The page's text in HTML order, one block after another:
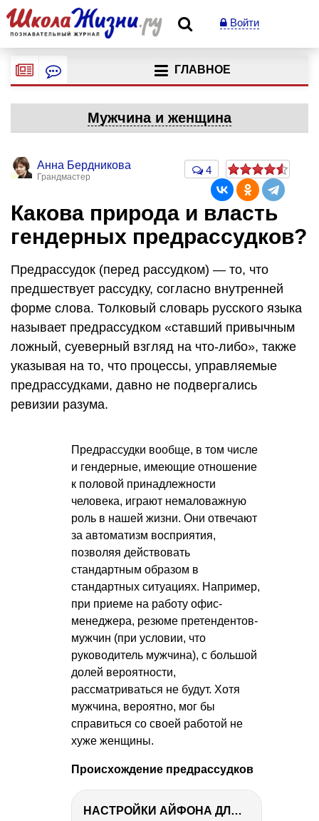
Войти
ГЛАВНОЕ
Мужчина и женщина
Анна Бердникова
Грандмастер
4
Какова природа и власть
гендерных предрассудков?
Предрассудок (перед рассудком) — то, что
предшествует рассудку, согласно внутренней
форме слова. Толковый словарь русского языка
называет предрассудком «ставший привычным
ложный, суеверный взгляд на что-либо», также
указывая на то, что процессы, управляемые
предрассудками, давно не подвергались
ревизии разума.
Предрассудки вообще, в том числе
и гендерные, имеющие отношение
к половой принадлежности
человека, играют немаловажную
роль в нашей жизни. Они отвечают
за автоматизм восприятия,
позволяя действовать
стандартным образом в
стандартных ситуациях. Например,
при приеме на работу офис-
менеджера, резюме претендентов-
мужчин (при условии, что
руководитель мужчина), с большой
долей вероятности,
рассматриваться не будут. Хотя
мужчина, вероятно, мог бы
справиться со своей работой не
хуже женщины.
Происхождение предрассудков
НАСТРОЙКИ АЙФОНА ДЛЯ ФОТО И ВИДЕО